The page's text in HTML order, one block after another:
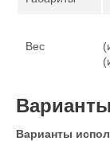
Вес
Варианты